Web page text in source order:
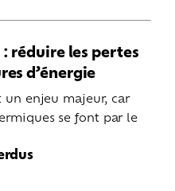
réduire les pertes
d’énergie
un enjeu majeur, car
se font par le